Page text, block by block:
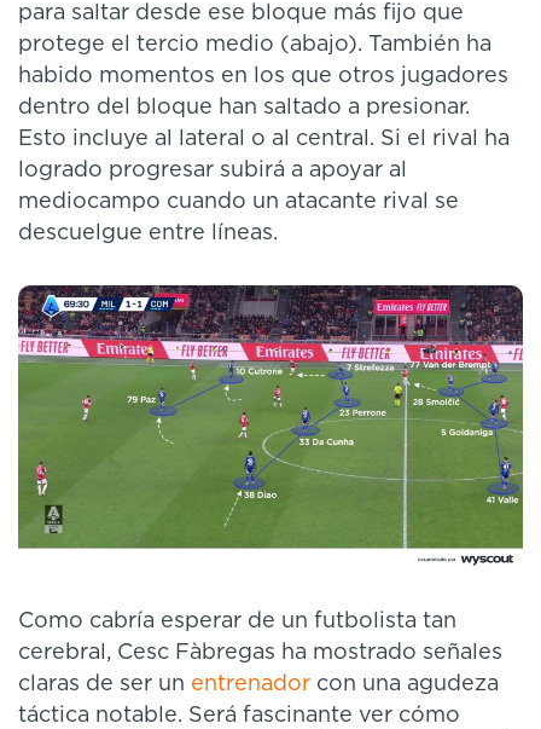
para saltar desde ese bloque más fijo que
protege el tercio medio (abajo). También ha
habido momentos en los que otros jugadores
dentro del bloque han saltado a presionar.
Esto incluye al lateral o al central. Si el rival ha
logrado progresar subirá a apoyar al
mediocampo cuando un atacante rival se
descuelgue entre líneas.
Como cabría esperar de un futbolista tan
cerebral, Cesc Fàbregas ha mostrado señales
claras de ser un entrenador con una agudeza
táctica notable. Será fascinante ver cómo